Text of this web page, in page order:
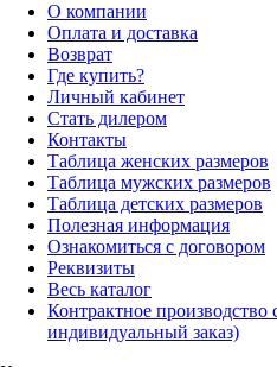
О компании
Оплата и доставка
Возврат
Где купить?
Личный кабинет
Стать дилером
Контакты
Таблица женских размеров
Таблица мужских размеров
Таблица детских размеров
Полезная информация
Ознакомиться с договором
Реквизиты
Весь каталог
Контрактное
индивидуальный заказ)